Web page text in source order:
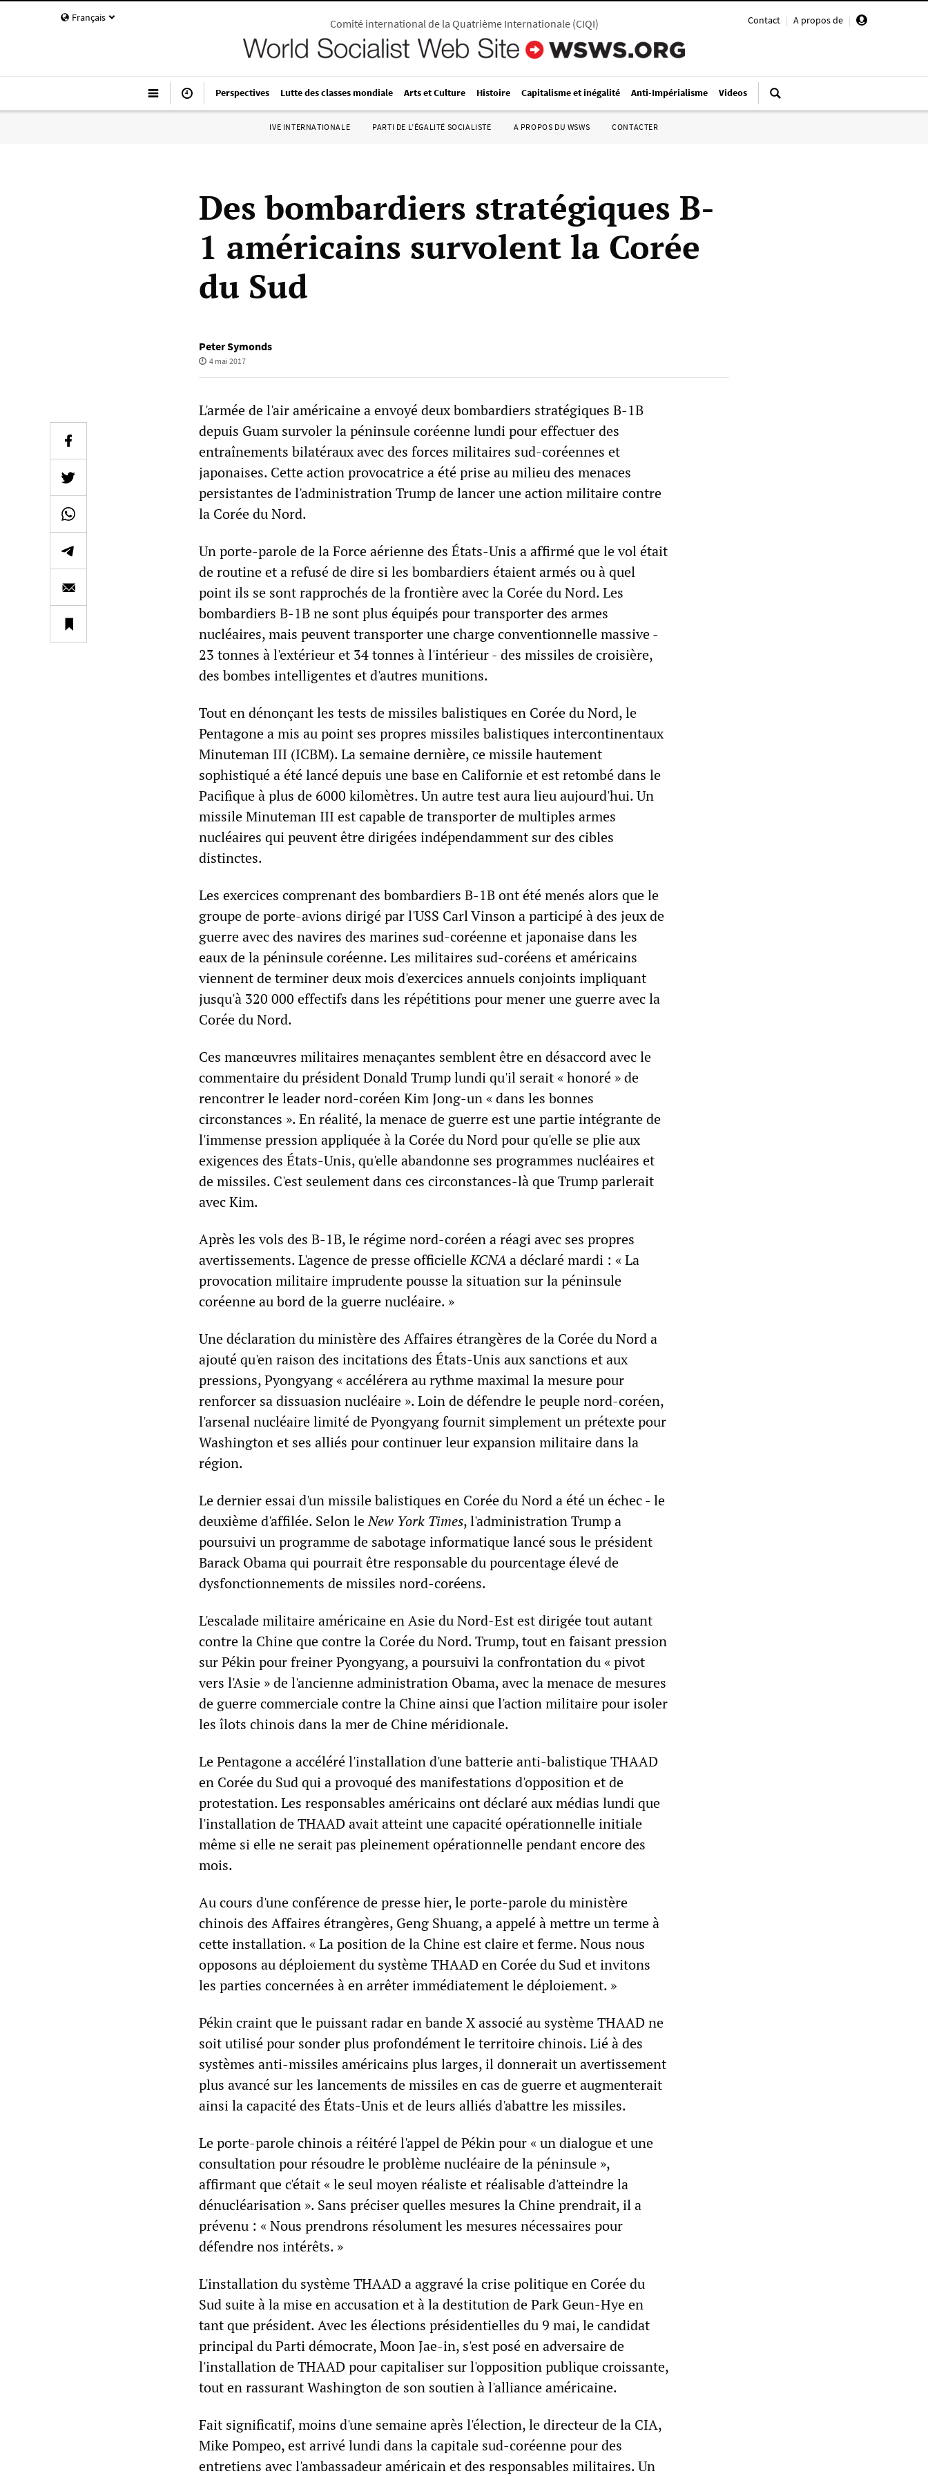
Français Contact | A propos de |
Comité international de la Quatrième Internationale(CIQI)
Perspectives Lutte des classes mondiale Arts et Culture Histoire Capitalisme et inégalité Anti-Impérialisme Videos
IVE INTERNATIONALE PARTI DE L’ÉGALITÉ SOCIALISTE A PROPOS DU WSWS CONTACTER
Des bombardiers stratégiques B-
1 américains survolent la Corée
du Sud
Peter Symonds
4 mai 2017
L'armée de l'air américaine a envoyé deux bombardiers stratégiques B-1B
depuis Guam survoler la péninsule coréenne lundi pour effectuer des
entraînements bilatéraux avec des forces militaires sud-coréennes et
japonaises. Cette action provocatrice a été prise au milieu des menaces
persistantes de l'administration Trump de lancer une action militaire contre
la Corée du Nord.
Un porte-parole de la Force aérienne des États-Unis a affirmé que le vol était
de routine et a refusé de dire si les bombardiers étaient armés ou à quel
point ils se sont rapprochés de la frontière avec la Corée du Nord. Les
bombardiers B-1B ne sont plus équipés pour transporter des armes
nucléaires, mais peuvent transporter une charge conventionnelle massive -
23 tonnes à l'extérieur et 34 tonnes à l'intérieur - des missiles de croisière,
des bombes intelligentes et d'autres munitions.
Tout en dénonçant les tests de missiles balistiques en Corée du Nord, le
Pentagone a mis au point ses propres missiles balistiques intercontinentaux
Minuteman III (ICBM). La semaine dernière, ce missile hautement
sophistiqué a été lancé depuis une base en Californie et est retombé dans le
Pacifique à plus de 6000 kilomètres. Un autre test aura lieu aujourd'hui. Un
missile Minuteman III est capable de transporter de multiples armes
nucléaires qui peuvent être dirigées indépendamment sur des cibles
distinctes.
Les exercices comprenant des bombardiers B-1B ont été menés alors que le
groupe de porte-avions dirigé par l'USS Carl Vinson a participé à des jeux de
guerre avec des navires des marines sud-coréenne et japonaise dans les
eaux de la péninsule coréenne. Les militaires sud-coréens et américains
viennent de terminer deux mois d'exercices annuels conjoints impliquant
jusqu'à 320 000 effectifs dans les répétitions pour mener une guerre avec la
Corée du Nord.
Ces manœuvres militaires menaçantes semblent être en désaccord avec le
commentaire du président Donald Trump lundi qu'il serait « honoré » de
rencontrer le leader nord-coréen Kim Jong-un « dans les bonnes
circonstances ». En réalité, la menace de guerre est une partie intégrante de
l'immense pression appliquée à la Corée du Nord pour qu'elle se plie aux
exigences des États-Unis, qu'elle abandonne ses programmes nucléaires et
de missiles. C'est seulement dans ces circonstances-là que Trump parlerait
avec Kim.
Après les vols des B-1B, le régime nord-coréen a réagi avec ses propres
avertissements. L'agence de presse officielleKCNAa déclaré mardi : « La
provocation militaire imprudente pousse la situation sur la péninsule
coréenne au bord de la guerre nucléaire. »
Une déclaration du ministère des Affaires étrangères de la Corée du Nord a
ajouté qu'en raison des incitations des États-Unis aux sanctions et aux
pressions, Pyongyang « accélérera au rythme maximal la mesure pour
renforcer sa dissuasion nucléaire ». Loin de défendre le peuple nord-coréen,
l'arsenal nucléaire limité de Pyongyang fournit simplement un prétexte pour
Washington et ses alliés pour continuer leur expansion militaire dans la
région.
Le dernier essai d'un missile balistiques en Corée du Nord a été un échec - le
deuxième d'affilée. Selon leNew York Times, l'administration Trump a
poursuivi un programme de sabotage informatique lancé sous le président
Barack Obama qui pourrait être responsable du pourcentage élevé de
dysfonctionnements de missiles nord-coréens.
L'escalade militaire américaine en Asie du Nord-Est est dirigée tout autant
contre la Chine que contre la Corée du Nord. Trump, tout en faisant pression
sur Pékin pour freiner Pyongyang, a poursuivi la confrontation du « pivot
vers l'Asie » de l'ancienne administration Obama, avec la menace de mesures
de guerre commerciale contre la Chine ainsi que l'action militaire pour isoler
les îlots chinois dans la mer de Chine méridionale.
Le Pentagone a accéléré l'installation d'une batterie anti-balistique THAAD
en Corée du Sud qui a provoqué des manifestations d'opposition et de
protestation. Les responsables américains ont déclaré aux médias lundi que
l'installation de THAAD avait atteint une capacité opérationnelle initiale
même si elle ne serait pas pleinement opérationnelle pendant encore des
mois.
Au cours d'une conférence de presse hier, le porte-parole du ministère
chinois des Affaires étrangères, Geng Shuang, a appelé à mettre un terme à
cette installation. « La position de la Chine est claire et ferme. Nous nous
opposons au déploiement du système THAAD en Corée du Sud et invitons
les parties concernées à en arrêter immédiatement le déploiement. »
Pékin craint que le puissant radar en bande X associé au système THAAD ne
soit utilisé pour sonder plus profondément le territoire chinois. Lié à des
systèmes anti-missiles américains plus larges, il donnerait un avertissement
plus avancé sur les lancements de missiles en cas de guerre et augmenterait
ainsi la capacité des États-Unis et de leurs alliés d'abattre les missiles.
Le porte-parole chinois a réitéré l'appel de Pékin pour « un dialogue et une
consultation pour résoudre le problème nucléaire de la péninsule »,
affirmant que c'était « le seul moyen réaliste et réalisable d'atteindre la
dénucléarisation ». Sans préciser quelles mesures la Chine prendrait, il a
prévenu : « Nous prendrons résolument les mesures nécessaires pour
défendre nos intérêts. »
L'installation du système THAAD a aggravé la crise politique en Corée du
Sud suite à la mise en accusation et à la destitution de Park Geun-Hye en
tant que président. Avec les élections présidentielles du 9 mai, le candidat
principal du Parti démocrate, Moon Jae-in, s'est posé en adversaire de
l'installation de THAAD pour capitaliser sur l'opposition publique croissante,
tout en rassurant Washington de son soutien à l'alliance américaine.
Fait significatif, moins d'une semaine après l'élection, le directeur de la CIA,
Mike Pompeo, est arrivé lundi dans la capitale sud-coréenne pour des
entretiens avec l'ambassadeur américain et des responsables militaires. Un